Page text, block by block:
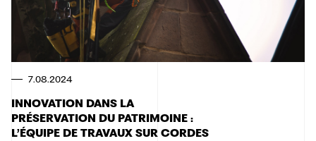
7.08.2024
INNOVATION DANS LA
PRÉSERVATION DU PATRIMOINE :
L’ÉQUIPE DE TRAVAUX SUR CORDES